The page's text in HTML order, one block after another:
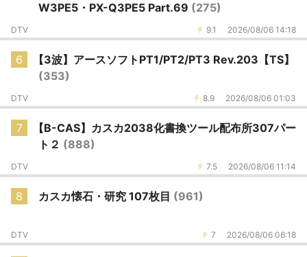
W3PE5・PX-Q3PE5 Part.69 (275)
9.1 2026/08/06 14:18
DTV
6
【3波】アースソフトPT1/PT2/PT3 Rev.203【TS】
(353)
8.9 2026/08/06 01:03
DTV
7
【B-CAS】カスカ2038化書換ツール配布所307パー
ト２ (888)
7.5 2026/08/06 11:14
DTV
8 カスカ懐石・研究 107枚目 (961)
7 2026/08/06 06:18
DTV